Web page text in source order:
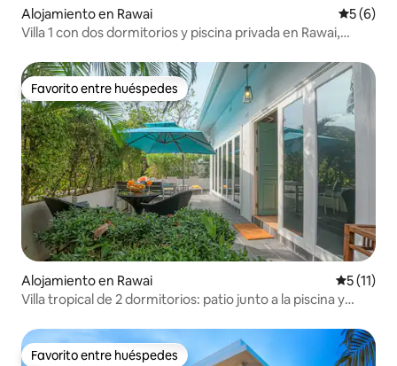
Alojamiento en Rawai
5 (6)
Villa 1 con dos dormitorios y piscina privada en Rawai,
Favorito entre huéspedes
Favorito entre huéspedes
Alojamiento en Rawai
5 (11)
Villa tropical de 2 dormitorios: patio junto a la piscina y
Favorito entre huéspedes
Favorito entre huéspedes